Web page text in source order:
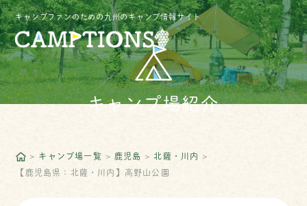
キャンプファンのための九州のキャンプ情報サイト
キャンプ場紹介
キャンプ場一覧 鹿児島
北薩・川内
【鹿児島県：北薩・川内】高野山公園